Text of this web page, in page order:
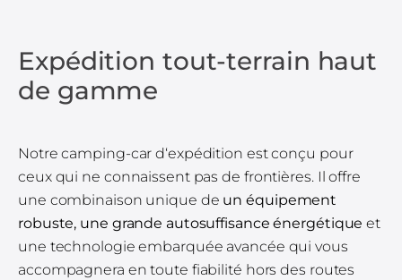
Expédition tout-terrain haut
de gamme
Notre camping-car d‘expédition est conçu pour
ceux qui ne connaissent pas de frontières. Il offre
une combinaison unique de un équipement
robuste, une grande autosuffisance énergétique et
une technologie embarquée avancée qui vous
accompagnera en toute fiabilité hors des routes